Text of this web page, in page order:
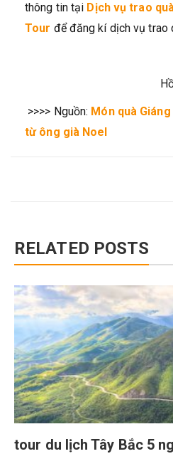
thông tin tại Dịch vụ trao
Tour để đăng kí dịch vụ trao
>>>> Nguồn: Món quà
từ ông già Noel
RELATED POSTS
tour du lịch Tây Bắc 5